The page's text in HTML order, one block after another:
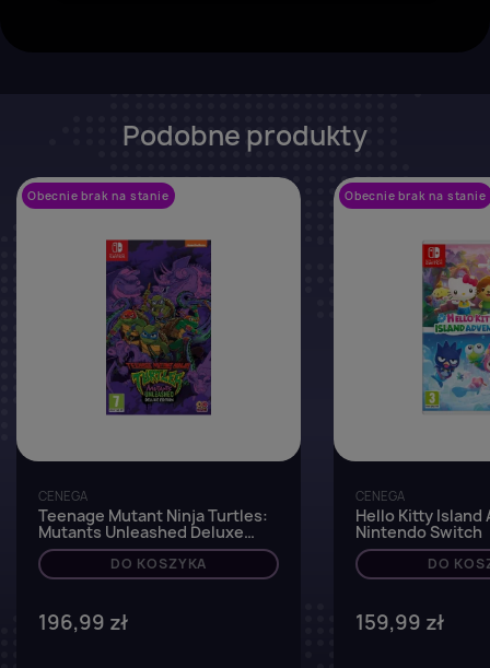
Podobne produkty
Obecnie brak na stanie
CENEGA
Teenage Mutant Ninja Turtles:
Mutants Unleashed Deluxe
Edition - Nintendo Switch
DO KOSZYKA
196,99 zł
Obecnie brak na stanie
CENEGA
Hello Kitty Island
Nintendo Switch
DO
159,99 zł